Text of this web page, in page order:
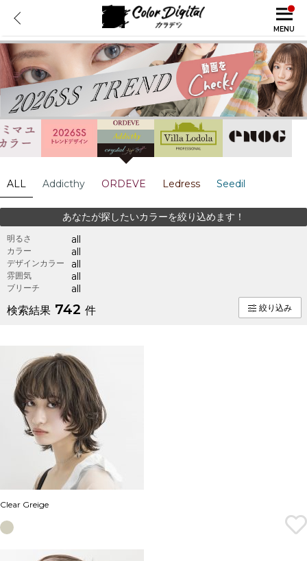
MENU
ALL Addicthy ORDEVE Ledress Seedil
あなたが探したいカラーを絞り込めます！
明るさ all
カラー all
デザインカラー all
雰囲気 all
ブリーチ all
検索結果 742 件 絞り込み
Clear Greige